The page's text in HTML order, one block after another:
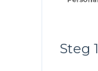
Steg 1